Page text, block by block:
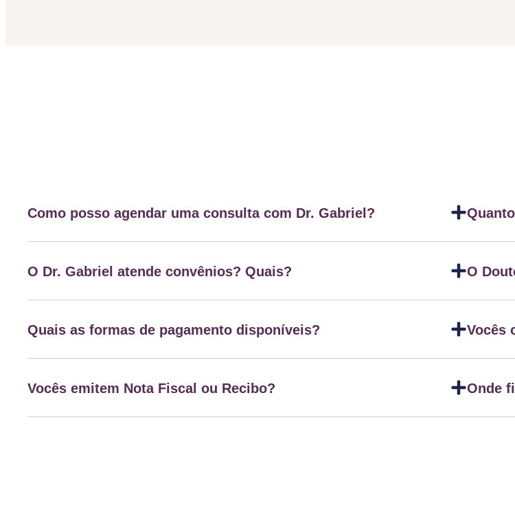
Como posso agendar uma consulta com Dr. Gabriel?
O Dr. Gabriel atende convênios? Quais?
Quais as formas de pagamento disponíveis?
Vocês emitem Nota Fiscal ou Recibo?
O
Vocês
Onde